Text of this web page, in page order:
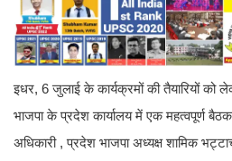
इधर, 6 जुलाई के कार्यक्रमों की तैयारियों को
भाजपा के प्रदेश कार्यालय में एक महत्वपूर्ण
अधिकारी , प्रदेश भाजपा अध्यक्ष शामिक